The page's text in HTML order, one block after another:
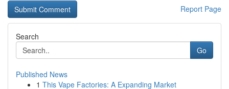
Report Page
Search
Go
Published News
1 This Vape Factories: A Expanding Market